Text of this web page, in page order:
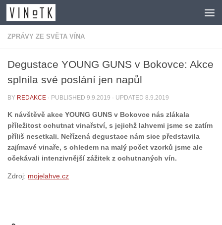
Skip to content
ZPRÁVY ZE SVĚTA VÍNA
Degustace YOUNG GUNS v Bokovce: Akce
splnila své poslání jen napůl
BY REDAKCE · PUBLISHED 9.9.2019 · UPDATED 8.9.2019
K návštěvě akce YOUNG GUNS v Bokovce nás zlákala
příležitost ochutnat vinařství, s jejichž lahvemi jsme se zatím
příliš nesetkali. Neřízená degustace nám sice představila
zajímavé vinaře, s ohledem na malý počet vzorků jsme ale
očekávali intenzivnější zážitek z ochutnaných vín.
Zdroj: mojelahve.cz